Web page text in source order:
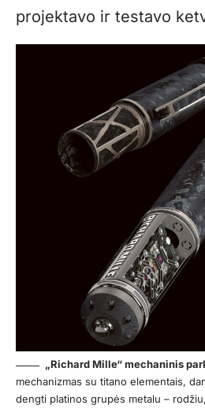
projektavo ir testavo
„Richard Mille“ mechaninis
mechanizmas su titano elementais,
dengti platinos grupės metalu –